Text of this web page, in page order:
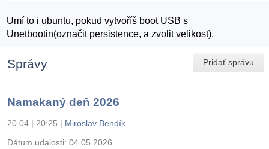
Umí to i ubuntu, pokud vytvoříš boot USB s
Unetbootin(označit persistence, a zvolit velikost).
Pridať správu
Správy
Namakaný deň 2026
20.04 | 20:25 | Miroslav Bendík
Dátum udalosti: 04.05.2026